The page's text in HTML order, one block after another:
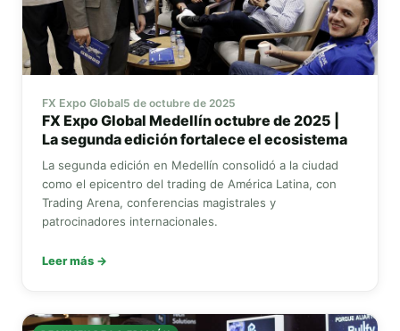
FX Expo Global5 de octubre de 2025
FX Expo Global Medellín octubre de 2025 |
La segunda edición fortalece el ecosistema
La segunda edición en Medellín consolidó a la ciudad
como el epicentro del trading de América Latina, con
Trading Arena, conferencias magistrales y
patrocinadores internacionales.
Leer más →